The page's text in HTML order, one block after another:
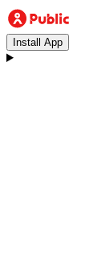
Install App